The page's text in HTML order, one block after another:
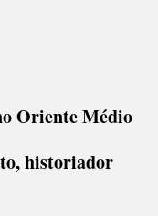
Oriente Médio
historiador